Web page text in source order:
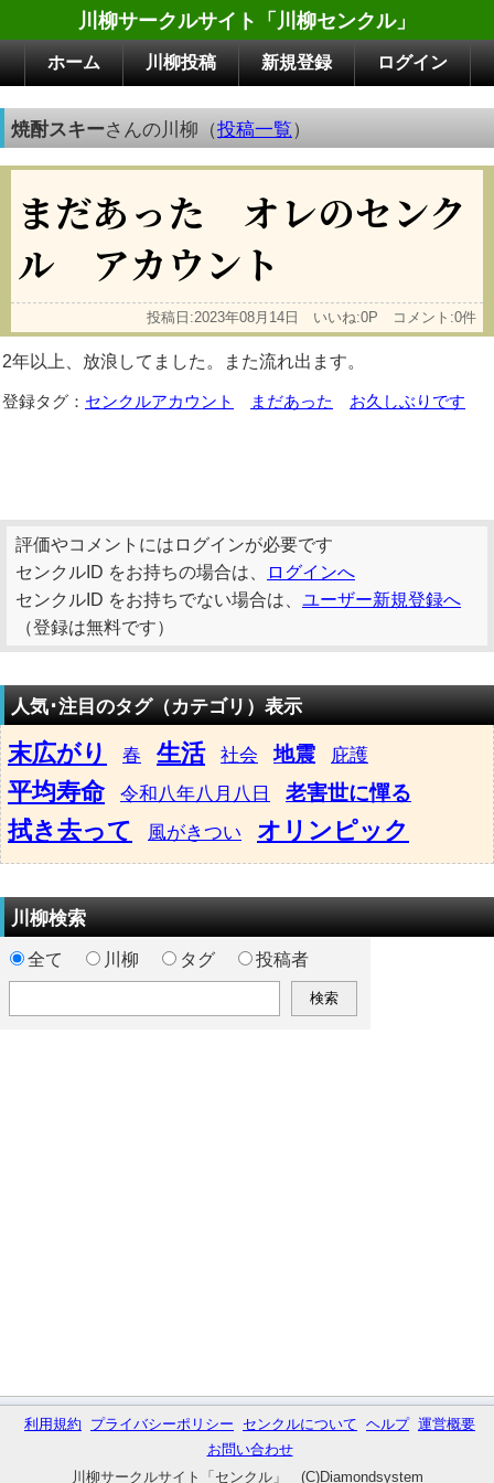
川柳サークルサイト「川柳センクル」
ホーム 川柳投稿 新規登録 ログイン
焼酎スキーさんの川柳（投稿一覧）
まだあった オレのセンク
ル アカウント
投稿日:2023年08月14日 いいね:0P コメント:0件
2年以上、放浪してました。また流れ出ます。
登録タグ： センクルアカウント まだあった お久しぶりです
評価やコメントにはログインが必要です
センクルID をお持ちの場合は、
ログインへ
センクルID をお持ちでない場合は、 ユーザー新規登録へ
（登録は無料です）
人気･注目のタグ（カテゴリ）表示
末広がり 春 生活 社会 地震 庇護
平均寿命 令和八年八月八日 老害世に憚る
拭き去って 風がきつい オリンピック
川柳検索
全て 川柳 タグ 投稿者
利用規約 プライバシーポリシー センクルについて ヘルプ 運営概要
お問い合わせ
川柳サークルサイト「センクル」 (C)Diamondsystem